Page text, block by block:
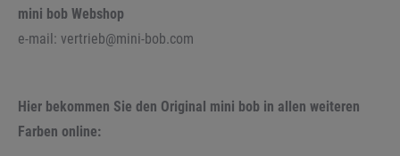
mini bob Webshop
e-mail: vertrieb@mini-bob.com
Hier bekommen Sie den Original mini bob in allen weiteren
Farben online: